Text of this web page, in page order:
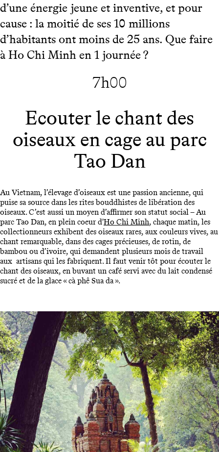
d’une énergie jeune et inventive, et pour
cause : la moitié de ses 10 millions
d’habitants ont moins de 25 ans. Que faire
à Ho Chi Minh en 1 journée ?
7h00
Ecouter le chant des
oiseaux en cage au parc
Tao Dan
Au Vietnam, l’élevage d’oiseaux est une passion ancienne, qui
puise sa source dans les rites bouddhistes de libération des
oiseaux. C’est aussi un moyen d’affirmer son statut social – Au
parc Tao Dan, en plein coeur d'Ho Chi Minh, chaque matin, les
collectionneurs exhibent des oiseaux rares, aux couleurs vives, au
chant remarquable, dans des cages précieuses, de rotin, de
bambou ou d’ivoire, qui demandent plusieurs mois de travail
aux artisans qui les fabriquent. Il faut venir tôt pour écouter le
chant des oiseaux, en buvant un café servi avec du lait condensé
sucré et de la glace « cà phê Sua da ».